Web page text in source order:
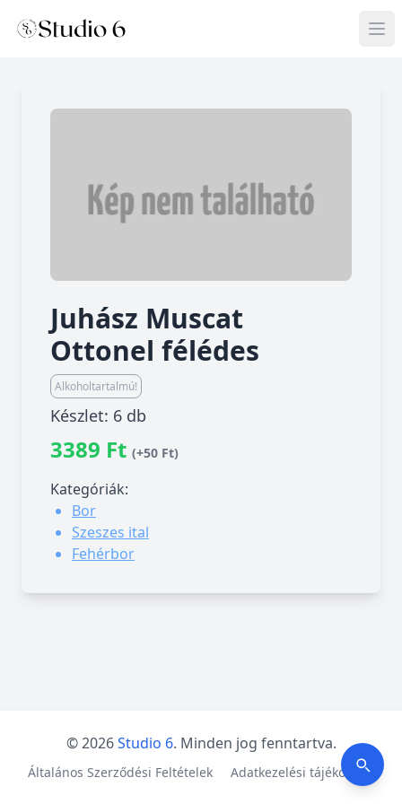
Juhász Muscat
Ottonel félédes
Alkoholtartalmú!
Készlet: 6 db
3389 Ft (+50 Ft)
Kategóriák:
Bor
Szeszes ital
Fehérbor
© 2026Studio 6. Minden jog fenntartva.
Általános Szerződési Feltételek Adatkezelési tájékoztató